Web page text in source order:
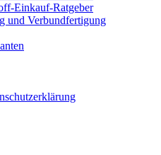
Einkauf-Ratgeber
und Verbundfertigung